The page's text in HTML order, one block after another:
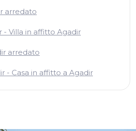
arredato
- Villa in affitto Agadir
arredato
- Casa in affitto a Agadir